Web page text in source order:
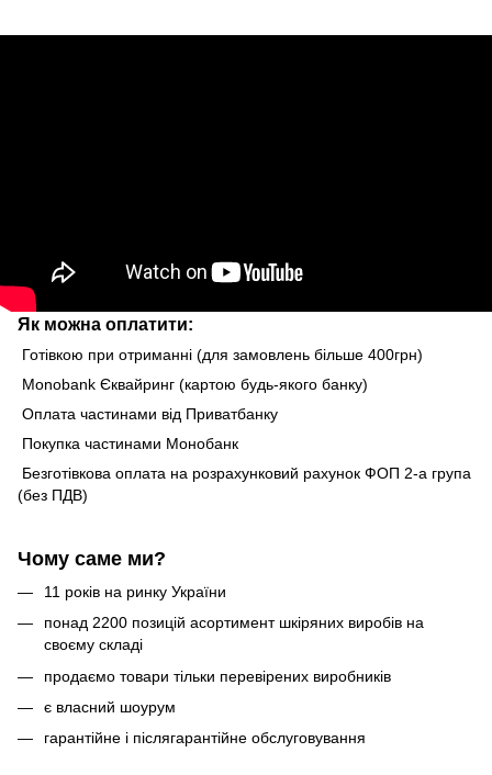
Як можна оплатити:
Готівкою при отриманні (для замовлень більше 400грн)
Monobank Єквайринг (картою будь-якого банку)
Оплата частинами від Приватбанку
Покупка частинами Монобанк
Безготівкова оплата на розрахунковий рахунок ФОП 2-а група
(без ПДВ)
Чому саме ми?
11 років на ринку України
понад 2200 позицій асортимент шкіряних виробів на
своєму складі
продаємо товари тільки перевірених виробників
є власний шоурум
гарантійне і післягарантійне обслуговування